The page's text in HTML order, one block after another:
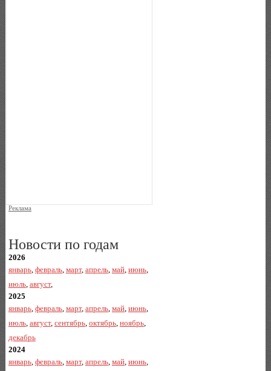
Реклама
Новости по годам
2026
январь, февраль, март, апрель, май, июнь,
июль, август,
2025
январь, февраль, март, апрель, май, июнь,
июль, август, сентябрь, октябрь, ноябрь,
декабрь
2024
январь, февраль, март, апрель, май, июнь,